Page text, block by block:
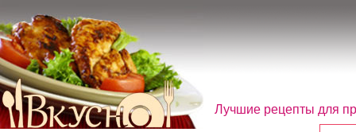
Лучшие рецепты для